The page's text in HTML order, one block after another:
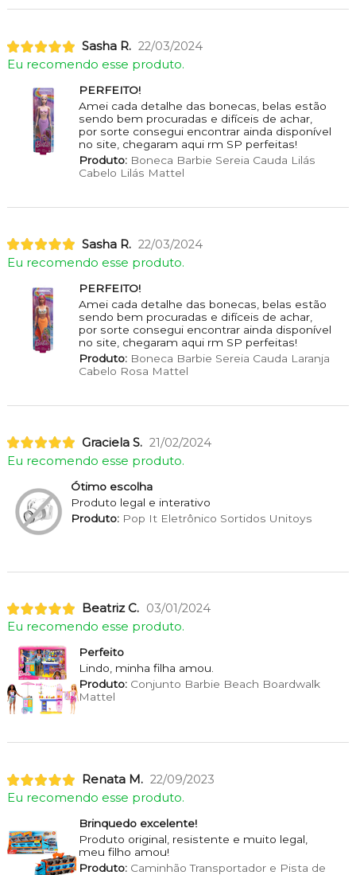
Sasha R. 22/03/2024
Eu recomendo esse produto.
PERFEITO!
Amei cada detalhe das bonecas, belas estão
sendo bem procuradas e difíceis de achar,
por sorte consegui encontrar ainda disponível
no site, chegaram aqui rm SP perfeitas!
Produto:Boneca Barbie Sereia Cauda Lilás
Cabelo Lilás Mattel
Sasha R. 22/03/2024
Eu recomendo esse produto.
PERFEITO!
Amei cada detalhe das bonecas, belas estão
sendo bem procuradas e difíceis de achar,
por sorte consegui encontrar ainda disponível
no site, chegaram aqui rm SP perfeitas!
Produto:Boneca Barbie Sereia Cauda Laranja
Cabelo Rosa Mattel
Graciela S. 21/02/2024
Eu recomendo esse produto.
Ótimo escolha
Produto legal e interativo
Produto:Pop It Eletrônico Sortidos Unitoys
Beatriz C. 03/01/2024
Eu recomendo esse produto.
Perfeito
Lindo, minha filha amou.
Produto:Conjunto Barbie Beach Boardwalk
Mattel
Renata M. 22/09/2023
Eu recomendo esse produto.
Brinquedo excelente!
Produto original, resistente e muito legal,
meu filho amou!
Produto:Caminhão Transportador e Pista de